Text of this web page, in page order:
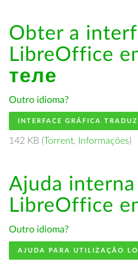
Obter a
LibreOffice
теле
Outro idioma?
INTERFACE GRÁFICA
142 KB (Torrent, Informações)
Ajuda
LibreOffice
Outro idioma?
AJUDA PARA UTILIZAÇÃO